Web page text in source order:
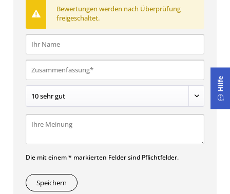
Bewertungen werden nach Überprüfung
freigeschaltet.
Die mit einem * markierten Felder sind Pflichtfelder.
Speichern
Hilfe